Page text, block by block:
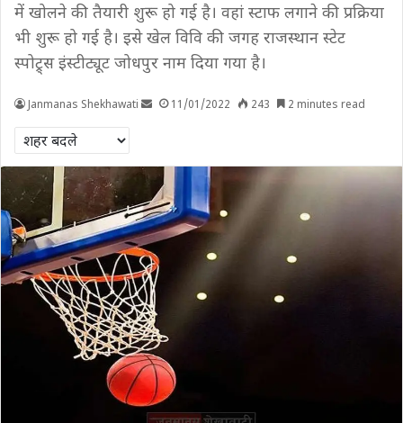
में खोलने की तैयारी शुरू हो गई है। वहां स्टाफ लगाने की प्रक्रिया
भी शुरू हो गई है। इसे खेल विवि की जगह राजस्थान स्टेट
स्पोट्र्स इंस्टीट्यूट जोधपुर नाम दिया गया है।
Janmanas Shekhawati 11/01/2022 243 2 minutes read